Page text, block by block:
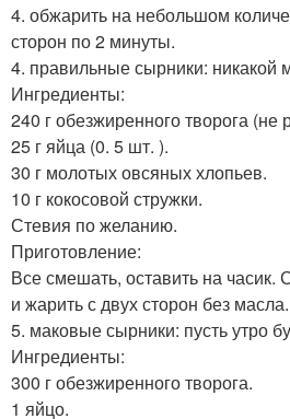
4. обжарить на небольшом
сторон по 2 минуты.
4. правильные сырники: никакой
Ингредиенты:
240 г обезжиренного творога (не
25 г яйца (0. 5 шт. ).
30 г молотых овсяных хлопьев.
10 г кокосовой стружки.
Стевия по желанию.
Приготовление:
Все смешать, оставить на
и жарить с двух сторон без масла.
5. маковые сырники: пусть утро
Ингредиенты:
300 г обезжиренного творога.
1 яйцо.